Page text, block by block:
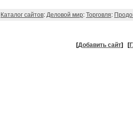
Каталог сайтов: Деловой мир: Торговля:
[Добавить сайт] [